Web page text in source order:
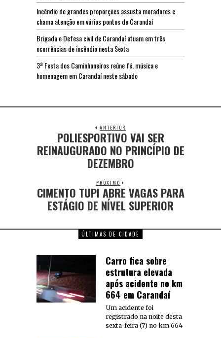
Incêndio de grandes proporções assusta moradores e
chama atenção em vários pontos de Carandaí
Brigada e Defesa civil de Carandaí atuam em três
ocorrências de incêndio nesta Sexta
3ª Festa dos Caminhoneiros reúne fé, música e
homenagem em Carandaí neste sábado
ANTERIOR
POLIESPORTIVO VAI SER
REINAUGURADO NO PRINCÍPIO DE
DEZEMBRO
PRÓXIMO
CIMENTO TUPI ABRE VAGAS PARA
ESTÁGIO DE NÍVEL SUPERIOR
ÚLTIMAS DE CIDADE
Carro fica sobre
estrutura elevada
após acidente no km
664 em Carandaí
Um acidente foi
registrado na noite desta
sexta-feira (7) no km 664